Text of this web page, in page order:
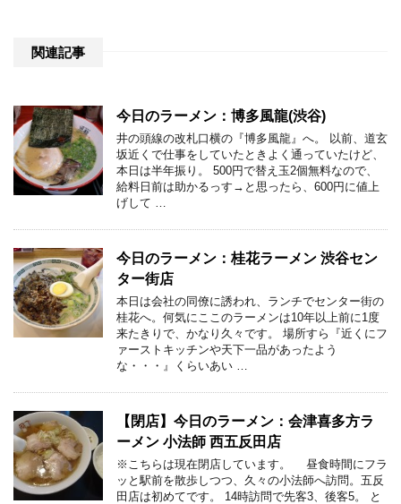
関連記事
今日のラーメン：博多風龍(渋谷)
井の頭線の改札口横の『博多風龍』へ。 以前、道玄
坂近くで仕事をしていたときよく通っていたけど、
本日は半年振り。 500円で替え玉2個無料なので、
給料日前は助かるっす→と思ったら、600円に値上
げして …
今日のラーメン：桂花ラーメン 渋谷セン
ター街店
本日は会社の同僚に誘われ、ランチでセンター街の
桂花へ。何気にここのラーメンは10年以上前に1度
来たきりで、かなり久々です。 場所すら『近くにフ
ァーストキッチンや天下一品があったよう
な・・・』くらいあい …
【閉店】今日のラーメン：会津喜多方ラ
ーメン 小法師 西五反田店
※こちらは現在閉店しています。 昼食時間にフラ
ッと駅前を散歩しつつ、久々の小法師へ訪問。五反
田店は初めてです。 14時訪問で先客3、後客5。 と